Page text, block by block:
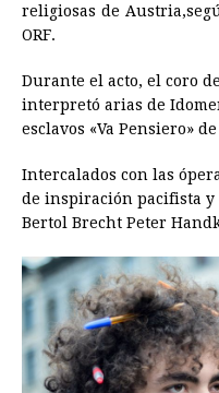
religiosas de
ORF.
Durante el acto, el coro
interpretó arias de
esclavos «Va Pensiero»
Intercalados con las
de inspiración pacifista y
Bertol Brecht Peter